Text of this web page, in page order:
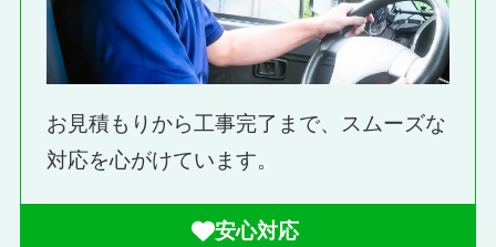
お見積もりから工事完了まで、スムーズな
対応を心がけています。
安心対応